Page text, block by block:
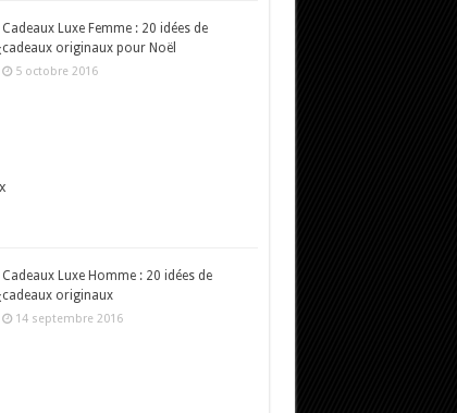
Cadeaux Luxe Femme : 20 idées de
cadeaux originaux pour Noël
5 octobre 2016
Cadeaux Luxe Homme : 20 idées de
cadeaux originaux
14 septembre 2016